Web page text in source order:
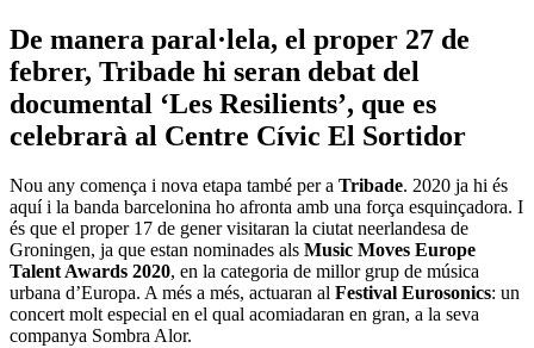
De manera paral·lela, el proper 27 de
febrer, Tribade hi seran debat del
documental ‘Les Resilients’, que es
celebrarà al Centre Cívic El Sortidor
Nou any comença i nova etapa també per a Tribade. 2020 ja hi és
aquí i la banda barcelonina ho afronta amb una força esquinçadora. I
és que el proper 17 de gener visitaran la ciutat neerlandesa de
Groningen, ja que estan nominades als Music Moves Europe
Talent Awards 2020, en la categoria de millor grup de música
urbana d’Europa. A més a més, actuaran al Festival Eurosonics: un
concert molt especial en el qual acomiadaran en gran, a la seva
companya Sombra Alor.